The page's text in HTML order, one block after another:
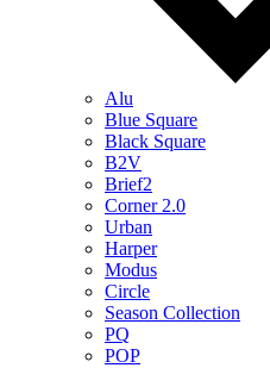
Alu
Blue Square
Black Square
B2V
Brief2
Corner 2.0
Urban
Harper
Modus
Circle
Season Collection
PQ
POP